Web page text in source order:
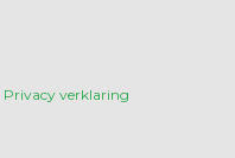
Privacy verklaring